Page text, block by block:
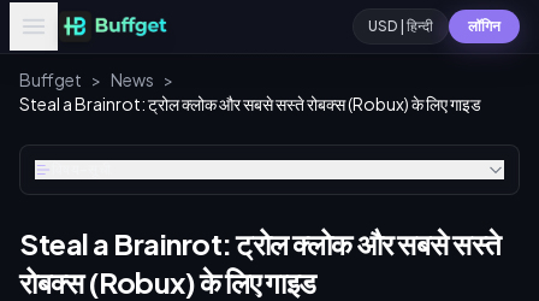
USD | हिन्दी लॉगिन
Buffget > News >
Steal a Brainrot: ट्रोल क्लोक और सबसे सस्ते रोबक्स (Robux) के लिए गाइड
Steal a Brainrot: ट्रोल क्लोक और सबसे सस्ते
रोबक्स (Robux) के लिए गाइड